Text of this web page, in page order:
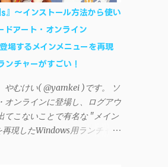
年頃にAndroidウォークマン
頃から便利に活用させてもらっ
、2023年現在はiSyncrを使って
いという声を多数見かけるよう
体的には、PC側のiSyncrア
とすると、入力したパスワード
、いつまでたっても再度入力を
うもの。 この不具合を回避
の手順が有効だ。 Androidデバ
』～インストール方法から使い
ドアート・オンライン
場するメインメニューを再現
ンチャーがすごい！
やむけい( @yamkei )です。 ソ
オンラインに登場し、ログアウ
てこないことで有名な "メイン
再現したWindows用ランチャー